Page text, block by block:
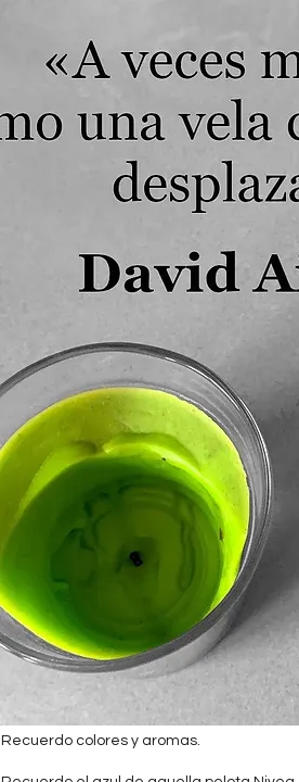
Recuerdo colores y aromas.